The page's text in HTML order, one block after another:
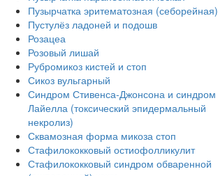
Пузырчатка эритематозная (себорейная)
Пустулёз ладоней и подошв
Розацеа
Розовый лишай
Рубромикоз кистей и стоп
Сикоз вульгарный
Синдром Стивенса-Джонсона и синдром
Лайелла (токсический эпидермальный
некролиз)
Сквамозная форма микоза стоп
Стафилококковый остиофолликулит
Стафилококковый синдром обваренной